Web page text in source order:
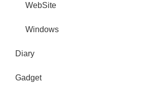
WebSite
Windows
Diary
Gadget